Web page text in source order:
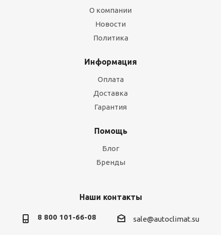
О компании
Новости
Политика
Информация
Оплата
Доставка
Гарантия
Помощь
Блог
Бренды
Наши контакты
8 800 101-66-08 sale@autoclimat.su